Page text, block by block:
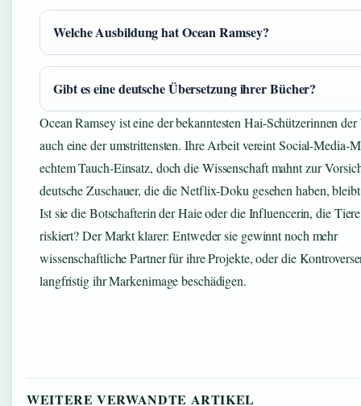
Welche Ausbildung hat Ocean Ramsey?
Gibt es eine deutsche Übersetzung ihrer Bücher?
Ocean Ramsey ist eine der bekanntesten Hai-Schützerinnen
auch eine der umstrittensten. Ihre Arbeit vereint Social-Media-
echtem Tauch-Einsatz, doch die Wissenschaft mahnt zur
deutsche Zuschauer, die die Netflix-Doku gesehen haben,
Ist sie die Botschafterin der Haie oder die Influencerin, die
riskiert? Der Markt klarer: Entweder sie gewinnt noch mehr
wissenschaftliche Partner für ihre Projekte, oder die
langfristig ihr Markenimage beschädigen.
WEITERE VERWANDTE ARTIKEL